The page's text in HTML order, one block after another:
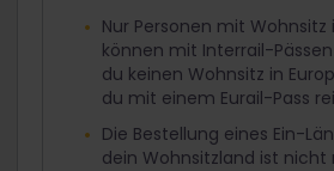
Nur Personen mit Wohnsitz
können mit Interrail-
du keinen Wohnsitz in
du mit einem Eurail-Pass
Die Bestellung eines Ein-
dein Wohnsitzland ist nicht